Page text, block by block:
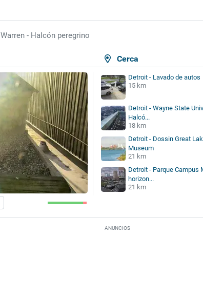
Warren - Halcón peregrino
Cerca
Detroit - Lavado de autos
15 km
Detroit - Wayne State
Halcó...
18 km
Detroit - Dossin Great
Museum
21 km
Detroit - Parque Campus
horizon...
21 km
ANUNCIOS